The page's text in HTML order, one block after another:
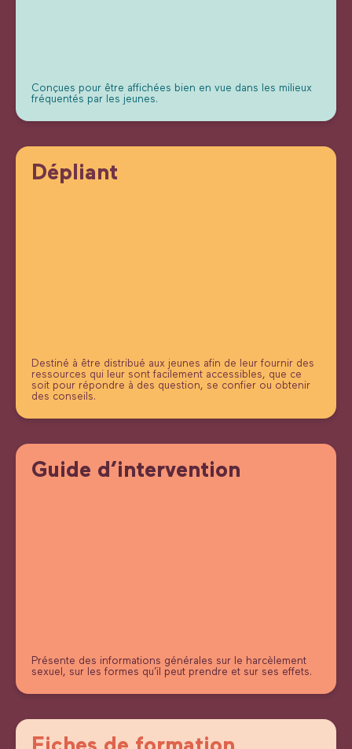
Conçues pour être affichées bien en vue dans les milieux
fréquentés par les jeunes.
Dépliant
Destiné à être distribué aux jeunes afin de leur fournir des
ressources qui leur sont facilement accessibles, que ce
soit pour répondre à des question, se confier ou obtenir
des conseils.
Guide d’intervention
Présente des informations générales sur le harcèlement
sexuel, sur les formes qu’il peut prendre et sur ses effets.